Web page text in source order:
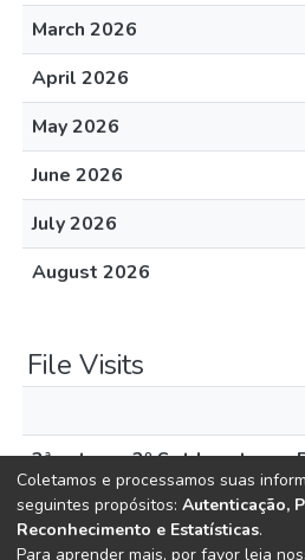
March 2026
April 2026
May 2026
June 2026
July 2026
August 2026
File Visits
3ª entrega 2º Sgt Jean turma
Coletamos e processamos suas
seguintes propósitos: Autenticação,
Reconhecimento e Estatísticas.
Para aprender mais, por favor leia